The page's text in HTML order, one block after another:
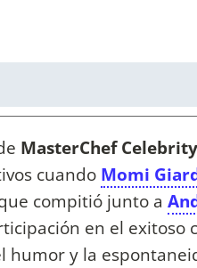
MasterChef
cuando Momi
compitió junto a
en el exitoso
humor y la